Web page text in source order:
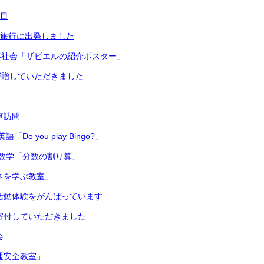
行に出発しました
会「ザビエルの紹介ポスター」
していただきました
訪問
語「Do you play Bingo?」
学「分数の割り算」
学ぶ教室」
体験をがんばっています
していただきました
全教室」